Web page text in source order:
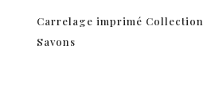
Carrelage imprimé Collection
Savons